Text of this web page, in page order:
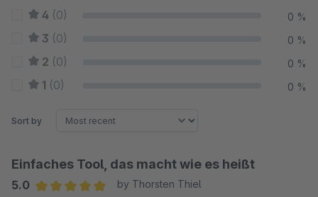
4 (0) 0 %
3 (0) 0 %
2 (0) 0 %
1 (0) 0 %
Sort by
Einfaches Tool, das macht wie es heißt
5.0
by Thorsten Thiel